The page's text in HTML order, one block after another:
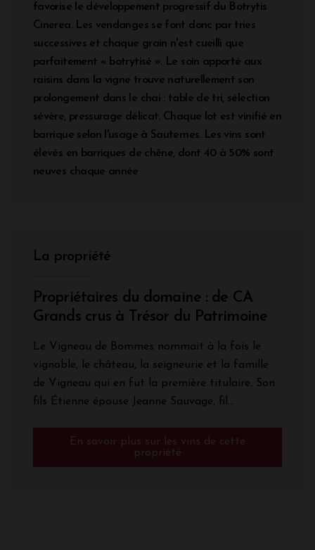
favorise le développement progressif du Botrytis
Cinerea. Les vendanges se font donc par tries
successives et chaque grain n'est cueilli que
parfaitement « botrytisé ». Le soin apporté aux
raisins dans la vigne trouve naturellement son
prolongement dans le chai : table de tri, sélection
sévère, pressurage délicat. Chaque lot est vinifié en
barrique selon l'usage à Sauternes. Les vins sont
élevés en barriques de chêne, dont 40 à 50% sont
neuves chaque année
La propriété
Propriétaires du domaine : de CA
Grands crus à Trésor du Patrimoine
Le Vigneau de Bommes nommait à la fois le
vignoble, le château, la seigneurie et la famille
de Vigneau qui en fut la première titulaire. Son
fils Étienne épouse Jeanne Sauvage, fil...
En savoir plus sur les vins de cette
propriété